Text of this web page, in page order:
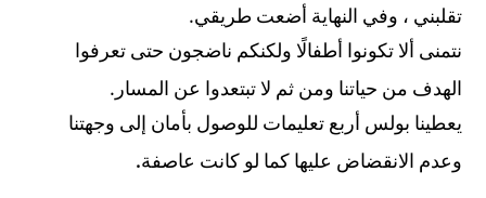
تقلبني ، وفي النهاية أضعت طريقي.
نتمنى ألا تكونوا أطفالًا ولكنكم ناضجون حتى تعرفوا
الهدف من حياتنا ومن ثم لا تبتعدوا عن المسار .
يعطينا بولس أربع تعليمات للوصول بأمان إلى وجهتنا
وعدم الانقضاض عليها كما لو كانت عاصفة.